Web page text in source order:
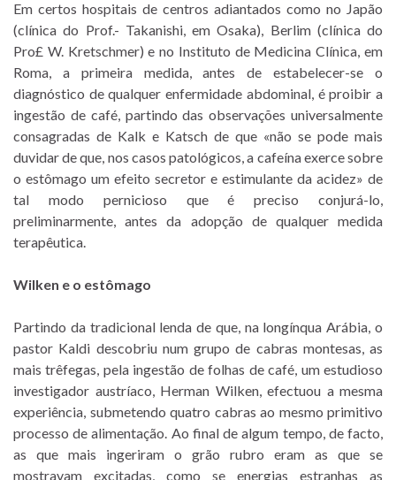
Em certos hospitais de centros adiantados como no Japão
(clínica do Prof.- Takanishi, em Osaka), Berlim (clínica do
Pro£ W. Kretschmer) e no Instituto de Medicina Clínica, em
Roma, a primeira medida, antes de estabelecer-se o
diagnóstico de qualquer enfermidade abdominal, é proibir a
ingestão de café, partindo das observações universalmente
consagradas de Kalk e Katsch de que «não se pode mais
duvidar de que, nos casos patológicos, a cafeína exerce sobre
o estômago um efeito secretor e estimulante da acidez» de
tal modo pernicioso que é preciso conjurá-lo,
preliminarmente, antes da adopção de qualquer medida
terapêutica.
Wilken e o estômago
Partindo da tradicional lenda de que, na longínqua Arábia, o
pastor Kaldi descobriu num grupo de cabras montesas, as
mais trêfegas, pela ingestão de folhas de café, um estudioso
investigador austríaco, Herman Wilken, efectuou a mesma
experiência, submetendo quatro cabras ao mesmo primitivo
processo de alimentação. Ao final de algum tempo, de facto,
as que mais ingeriram o grão rubro eram as que se
mostravam excitadas, como se energias estranhas as